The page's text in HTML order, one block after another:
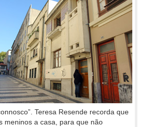
Teresa Resende recorda que
meninos a casa, para que não